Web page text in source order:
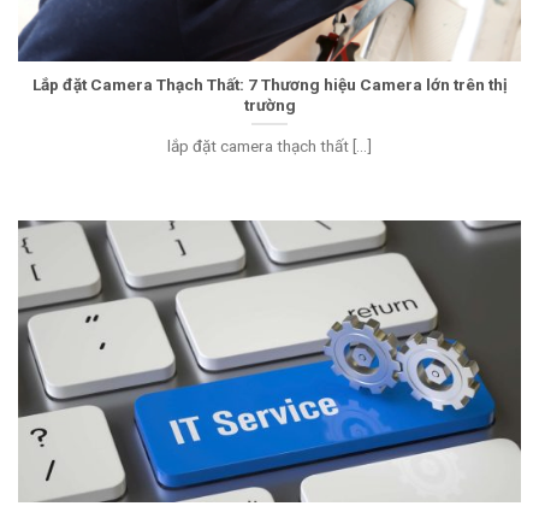
Lắp đặt Camera Thạch Thất: 7 Thương hiệu Camera lớn trên thị
trường
lắp đặt camera thạch thất [...]